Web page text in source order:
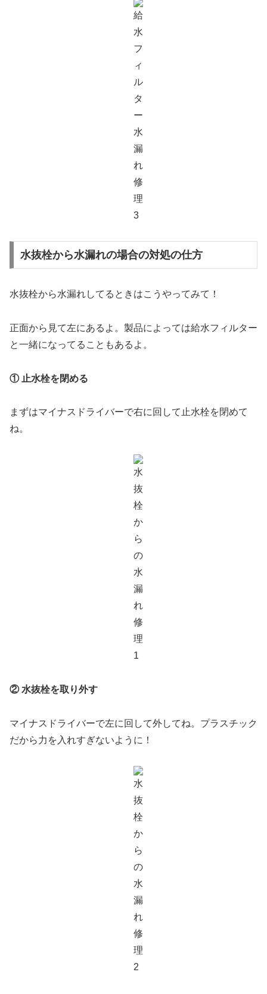
水抜栓から水漏れの場合の対処の仕方
水抜栓から水漏れしてるときはこうやってみて！
正面から見て左にあるよ。製品によっては給水フィルター
と一緒になってることもあるよ。
① 止水栓を閉める
まずはマイナスドライバーで右に回して止水栓を閉めて
ね。
② 水抜栓を取り外す
マイナスドライバーで左に回して外してね。プラスチック
だから力を入れすぎないように！